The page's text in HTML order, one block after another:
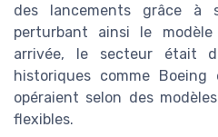
des lancements grâce à
perturbant ainsi le
arrivée, le secteur était
historiques comme
opéraient selon des
flexibles.